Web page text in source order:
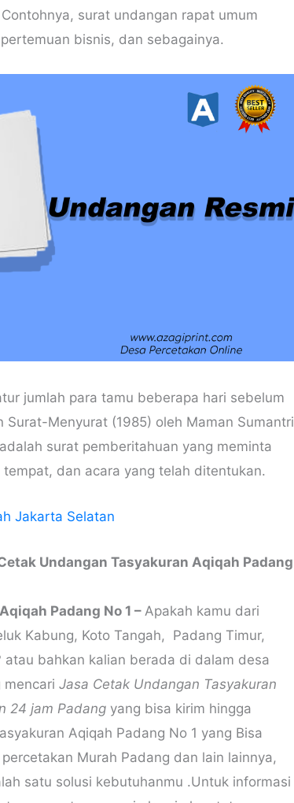
surat undangan rapat umum
bisnis, dan sebagainya.
jumlah para tamu beberapa hari sebelum
Menyurat (1985) oleh Maman Sumantri
surat pemberitahuan yang meminta
dan acara yang telah ditentukan.
Jakarta Selatan
Undangan Tasyakuran Aqiqah Padang
Padang No 1 –Apakah kamu dari
Kabung, Koto Tangah, Padang Timur,
bahkan kalian berada di dalam desa
mencariJasa Cetak Undangan Tasyakuran
24 jam Padang yang bisa kirim hingga
Aqiqah Padang No 1 yang Bisa
Murah Padang dan lain lainnya,
satu solusi kebutuhanmu .Untuk informasi